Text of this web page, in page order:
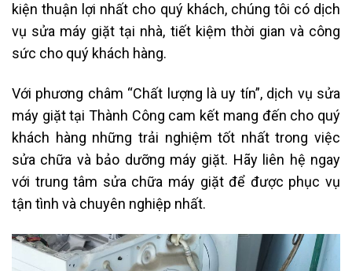
kiện thuận lợi nhất cho quý khách, chúng tôi có dịch
vụ sửa máy giặt tại nhà, tiết kiệm thời gian và công
sức cho quý khách hàng.
Với phương châm “Chất lượng là uy tín”, dịch vụ sửa
máy giặt tại Thành Công cam kết mang đến cho quý
khách hàng những trải nghiệm tốt nhất trong việc
sửa chữa và bảo dưỡng máy giặt. Hãy liên hệ ngay
với trung tâm sửa chữa máy giặt để được phục vụ
tận tình và chuyên nghiệp nhất.